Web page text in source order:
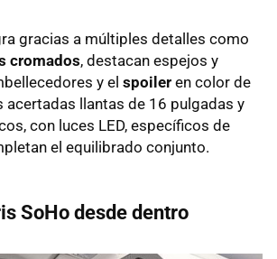
gracias a múltiples detalles como
cromados, destacan espejos y
y el spoiler en color de
acertadas llantas de 16 pulgadas y
con luces LED, específicos de
el equilibrado conjunto.
SoHo desde dentro